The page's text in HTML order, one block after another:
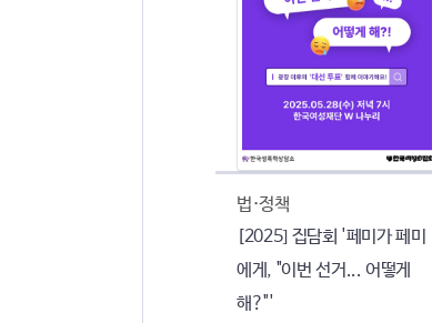
법·정책
[2025] 집담회 '페미가 페미
에게, "이번 선거... 어떻게
해?"'